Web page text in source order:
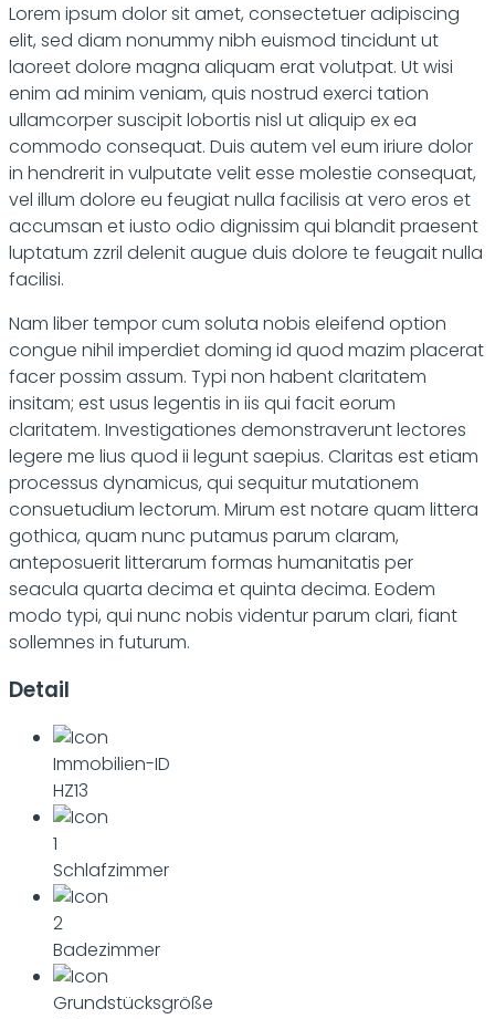
Lorem ipsum dolor sit amet, consectetuer adipiscing
elit, sed diam nonummy nibh euismod tincidunt ut
laoreet dolore magna aliquam erat volutpat. Ut wisi
enim ad minim veniam, quis nostrud exerci tation
ullamcorper suscipit lobortis nisl ut aliquip ex ea
commodo consequat. Duis autem vel eum iriure dolor
in hendrerit in vulputate velit esse molestie consequat,
vel illum dolore eu feugiat nulla facilisis at vero eros et
accumsan et iusto odio dignissim qui blandit praesent
luptatum zzril delenit augue duis dolore te feugait nulla
facilisi.
Nam liber tempor cum soluta nobis eleifend option
congue nihil imperdiet doming id quod mazim placerat
facer possim assum. Typi non habent claritatem
insitam; est usus legentis in iis qui facit eorum
claritatem. Investigationes demonstraverunt lectores
legere me lius quod ii legunt saepius. Claritas est etiam
processus dynamicus, qui sequitur mutationem
consuetudium lectorum. Mirum est notare quam littera
gothica, quam nunc putamus parum claram,
anteposuerit litterarum formas humanitatis per
seacula quarta decima et quinta decima. Eodem
modo typi, qui nunc nobis videntur parum clari, fiant
sollemnes in futurum.
Detail
Immobilien-ID
HZ13
1
Schlafzimmer
2
Badezimmer
Grundstücksgröße